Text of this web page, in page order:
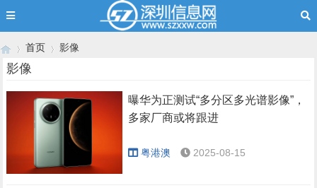
首页
›
影像
影像
曝华为正测试“多分区多光谱影像”，
多家厂商或将跟进
粤港澳 2025-08-15